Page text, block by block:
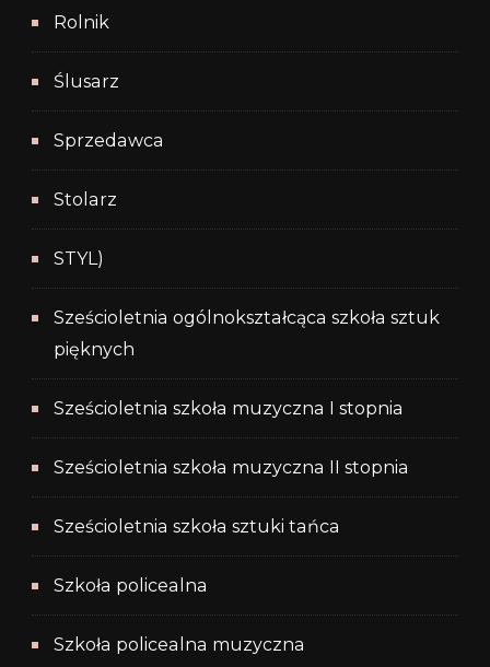
Rolnik
Ślusarz
Sprzedawca
Stolarz
STYL)
Sześcioletnia ogólnokształcąca szkoła sztuk
pięknych
Sześcioletnia szkoła muzyczna I stopnia
Sześcioletnia szkoła muzyczna II stopnia
Sześcioletnia szkoła sztuki tańca
Szkoła policealna
Szkoła policealna muzyczna